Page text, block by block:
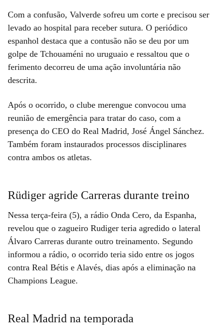
Com a confusão, Valverde sofreu um corte e precisou ser
levado ao hospital para receber sutura. O periódico
espanhol destaca que a contusão não se deu por um
golpe de Tchouaméni no uruguaio e ressaltou que o
ferimento decorreu de uma ação involuntária não
descrita.
Após o ocorrido, o clube merengue convocou uma
reunião de emergência para tratar do caso, com a
presença do CEO do Real Madrid, José Ángel Sánchez.
Também foram instaurados processos disciplinares
contra ambos os atletas.
Rüdiger agride Carreras durante treino
Nessa terça-feira (5), a rádio Onda Cero, da Espanha,
revelou que o zagueiro Rudiger teria agredido o lateral
Álvaro Carreras durante outro treinamento. Segundo
informou a rádio, o ocorrido teria sido entre os jogos
contra Real Bétis e Alavés, dias após a eliminação na
Champions League.
Real Madrid na temporada